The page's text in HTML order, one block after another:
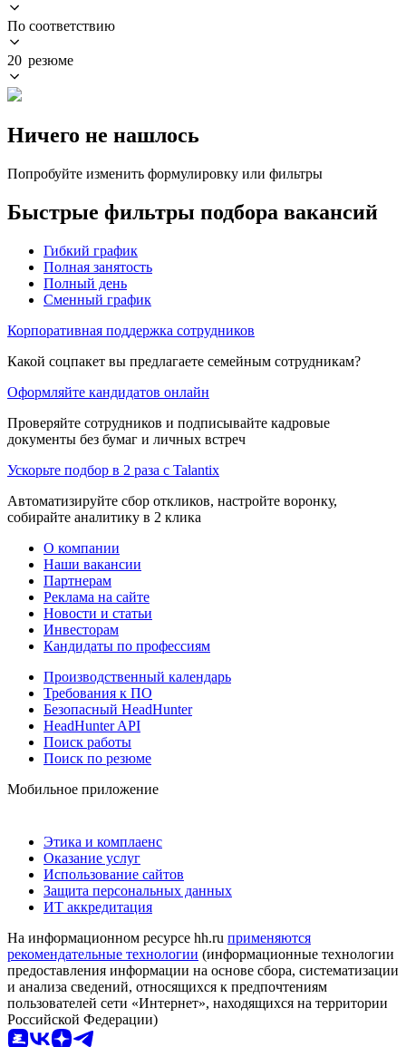
По соответствию
20 резюме
Ничего не нашлось
Попробуйте изменить формулировку или фильтры
Быстрые фильтры подбора вакансий
Гибкий график
Полная занятость
Полный день
Сменный график
Корпоративная поддержка сотрудников
Какой соцпакет вы предлагаете семейным сотрудникам?
Оформляйте кандидатов онлайн
Проверяйте сотрудников и подписывайте кадровые
документы без бумаг и личных встреч
Ускорьте подбор в 2 раза с Talantix
Автоматизируйте сбор откликов, настройте воронку,
собирайте аналитику в 2 клика
О компании
Наши вакансии
Партнерам
Реклама на сайте
Новости и статьи
Инвесторам
Кандидаты по профессиям
Производственный календарь
Требования к ПО
Безопасный HeadHunter
HeadHunter API
Поиск работы
Поиск по резюме
Мобильное приложение
Этика и комплаенс
Оказание услуг
Использование сайтов
Защита персональных данных
ИТ аккредитация
На информационном ресурсе hh.ru применяются
рекомендательные технологии (информационные технологии
предоставления информации на основе сбора, систематизации
и анализа сведений, относящихся к предпочтениям
пользователей сети «Интернет», находящихся на территории
Российской Федерации)